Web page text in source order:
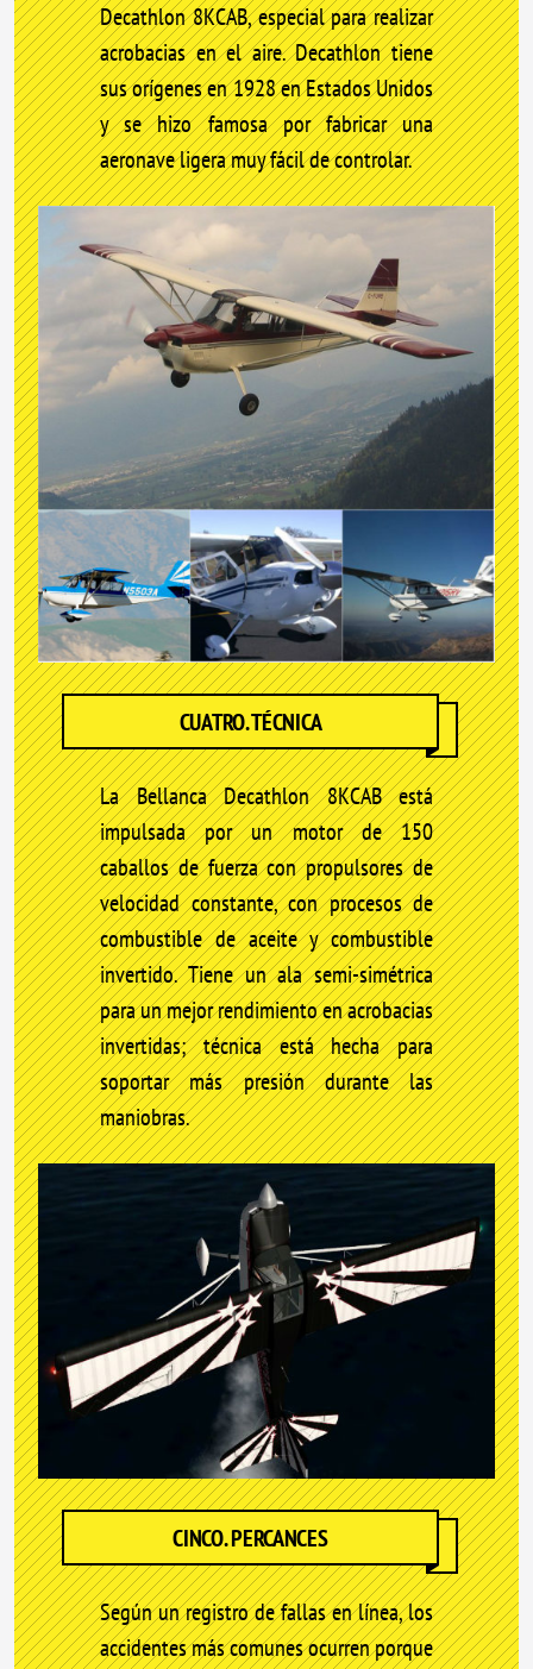
Decathlon 8KCAB, especial para realizar
acrobacias en el aire. Decathlon tiene
sus orígenes en 1928 en Estados Unidos
y se hizo famosa por fabricar una
aeronave ligera muy fácil de controlar.
CUATRO. TÉCNICA
La Bellanca Decathlon 8KCAB está
impulsada por un motor de 150
caballos de fuerza con propulsores de
velocidad constante, con procesos de
combustible de aceite y combustible
invertido. Tiene un ala semi-simétrica
para un mejor rendimiento en acrobacias
invertidas; técnica está hecha para
soportar más presión durante las
maniobras.
CINCO. PERCANCES
Según un registro de fallas en línea, los
accidentes más comunes ocurren porque